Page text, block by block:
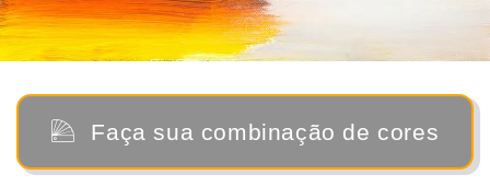
Faça sua combinação de cores